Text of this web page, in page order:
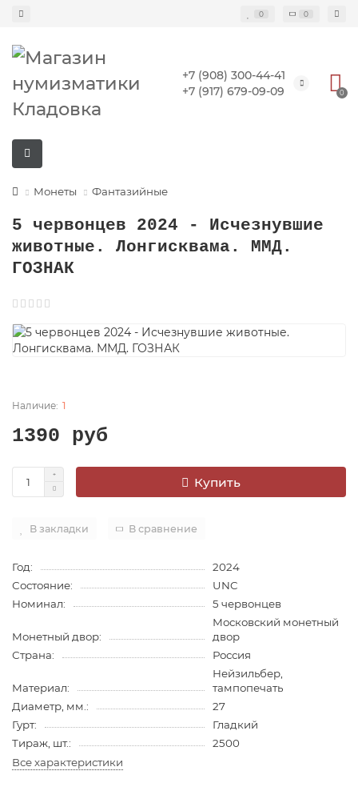
0 0
+7 (908) 300-44-41
+7 (917) 679-09-09
0
Монеты Фантазийные
5 червонцев 2024 - Исчезнувшие
животные. Лонгисквама. ММД.
ГОЗНАК
1
1390 руб
Купить
В закладки В сравнение
Год:
2024
Состояние:
UNC
Номинал:
5 червонцев
Монетный двор:
Московский монетный
двор
Страна:
Россия
Материал:
Нейзильбер,
тампопечать
Диаметр, мм.:
27
Гурт:
Гладкий
Тираж, шт.:
2500
Все характеристики